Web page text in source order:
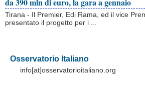
Tirana - Il Premier, Edi Rama, ed il vice
presentato il progetto per i ...
Osservatorio Italiano
info[at]osservatorioitaliano.org